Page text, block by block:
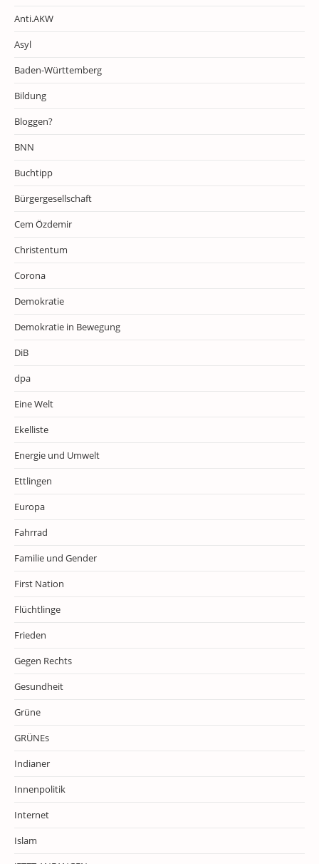
Anti.AKW
Asyl
Baden-Württemberg
Bildung
Bloggen?
BNN
Buchtipp
Bürgergesellschaft
Cem Özdemir
Christentum
Corona
Demokratie
Demokratie in Bewegung
DiB
dpa
Eine Welt
Ekelliste
Energie und Umwelt
Ettlingen
Europa
Fahrrad
Familie und Gender
First Nation
Flüchtlinge
Frieden
Gegen Rechts
Gesundheit
Grüne
GRÜNEs
Indianer
Innenpolitik
Internet
Islam